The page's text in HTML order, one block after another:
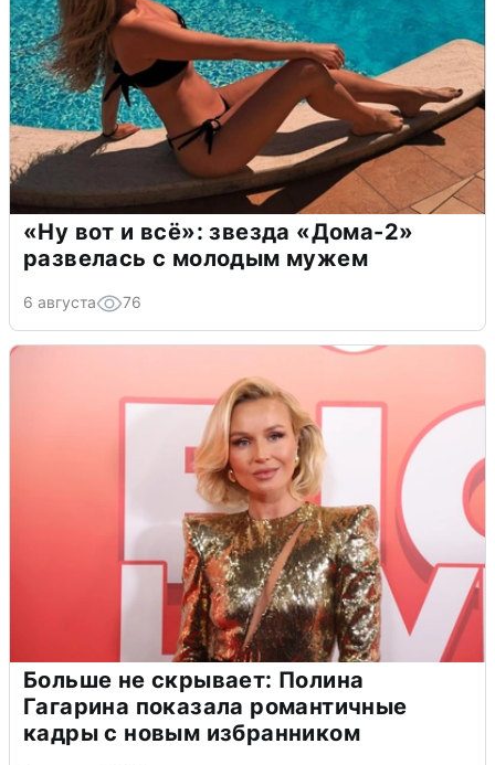
«Ну вот и всё»: звезда «Дома-2»
развелась с молодым мужем
6 августа 76
Больше не скрывает: Полина
Гагарина показала романтичные
кадры с новым избранником